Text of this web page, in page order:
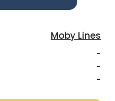
Moby Lines
-
-
-